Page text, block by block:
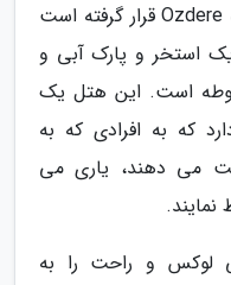
هتل سانیس افس رویال در منطقه Ozdere قرار گرفته است
استخر و پارک آبی و
است. این هتل یک
که به افرادی که به
می دهند، یاری می
لوکس و راحت را به